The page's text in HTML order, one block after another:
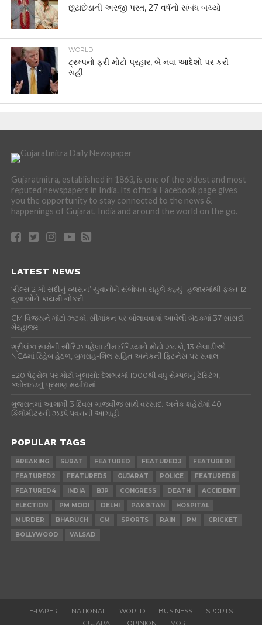
છૂટાછેડાની અરજી પરત, 27 વર્ષનો સંબંધ બચ્યો
WORLD
ટ્રમ્પનો ફરી મોટો પ્રહાર, બે નવા આદેશો પર કરી
સહી
Gujaratmitra, established in 1863, is one of the oldest and most
reputed newspapers in India. Its official Facebook page gives
you the opportunity to stay connected to the news &
happenings of Gujarat, India and around the world on the go.
LATEST NEWS
‘રીલ્સ 21મી સદીનું વ્યસન’ યુવાનોને સંબોધતા રાહુલે કહ્યું- હજારમાંથી ફક્ત 12
યુવાઓને કાયમી નોકરી
CM વિજયને મોટો ઝટકો! સીમાંકન પર બોલાવવામાં આવેલી બેઠકમાં 37 સાંસદો
ગેરહાજર
શ્રીલંકા સામેની સીરિઝ પહેલા ટીમ ઈન્ડિયાને મોટો ઝટકો, 13 ખેલાડીઓ
NCAમાં રિહેબ હેઠળ, બુમરાહ-ગિલ સહિત અનેકની ફિટનેસ પર સવાલ
E20 પેટ્રોલ પર મોટો ખુલાસો: દેશભરમાં 1000થી વધુ સેમ્પલનું ટેસ્ટિંગ,
ક્લોરાઇડનું પ્રમાણ મર્યાદામાં
ગુજરાતમાં આગામી 3 દિવસ ગાજવીજ સાથે વરસાદ: અનેક શહેરોમાં 40
કિલોમીટરની ઝડપે પવનની આગાહી
POPULAR TAGS
BREAKING SURAT FEATURED FEATURED3
FEATURED1
FEATURED2
FEATURED5 GUJARAT POLICE
FEATURED6
FEATURED4
INDIA BJP CONGRESS DEATH
ACCIDENT
ELECTION
PM MODI DELHI PAKISTAN
HOSPITAL
MURDER
BHARUCH CM SPORTS RAIN PM
CRICKET
BOLLYWOOD
VALSAD
E-PAPER NATIONAL WORLD BUSINESS
SPORTS
GUJARAT
OPINION MORE